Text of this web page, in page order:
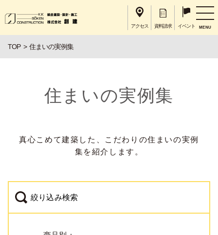
アクセス 資料請求 イベント MENU
TOP 住まいの実例集
住まいの実例集
真心こめて建築した、こだわりの住まいの実例
集を紹介します。
絞り込み検索